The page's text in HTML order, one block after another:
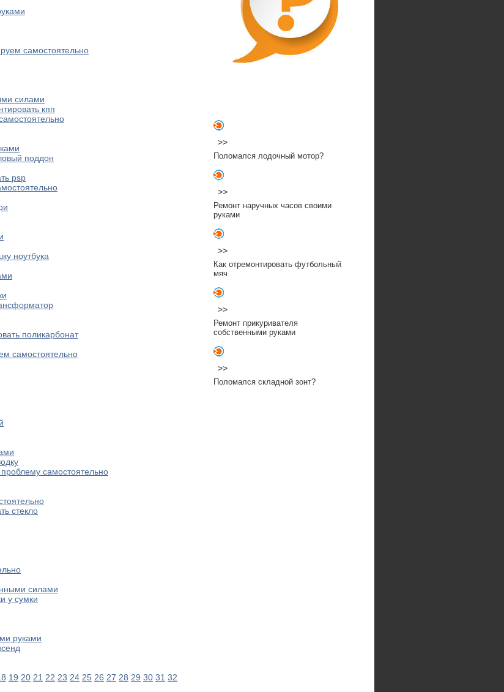
самостоятельно
силами
кпп
поддон
psp
ноутбука
поликарбонат
самостоятельно
самостоятельно
стекло
силами
у сумки
руками
19 20 21 22 23 24 25 26 27 28 29 30 31 32
>>
Поломался лодочный мотор?
>>
Ремонт наручных часов своими
руками
>>
Как отремонтировать футбольный
мяч
>>
Ремонт прикуривателя
собственными руками
>>
Поломался складной зонт?